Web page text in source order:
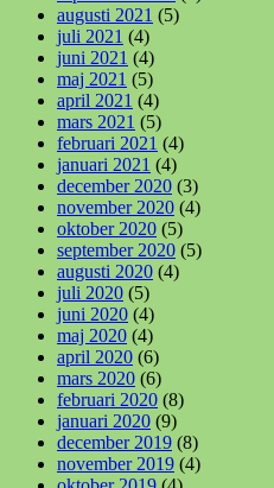
augusti 2021 (5)
juli 2021 (4)
juni 2021 (4)
maj 2021 (5)
april 2021 (4)
mars 2021 (5)
februari 2021 (4)
januari 2021 (4)
december 2020 (3)
november 2020 (4)
oktober 2020 (5)
september 2020 (5)
augusti 2020 (4)
juli 2020 (5)
juni 2020 (4)
maj 2020 (4)
april 2020 (6)
mars 2020 (6)
februari 2020 (8)
januari 2020 (9)
december 2019 (8)
november 2019 (4)